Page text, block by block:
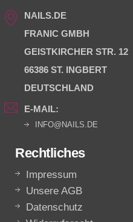
NAILS.DE
FRANIC GMBH
GEISTKIRCHER STR. 12
66386 ST. INGBERT
DEUTSCHLAND
E-MAIL:
INFO@NAILS.DE
Rechtliches
Impressum
Unsere AGB
Datenschutz